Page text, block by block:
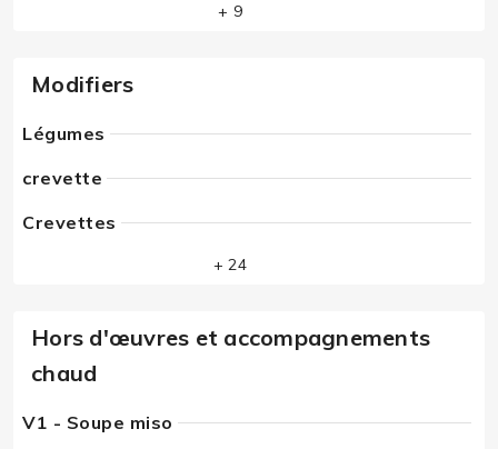
+ 9
Modifiers
Légumes
crevette
Crevettes
+ 24
Hors d'œuvres et accompagnements
chaud
V1 - Soupe miso